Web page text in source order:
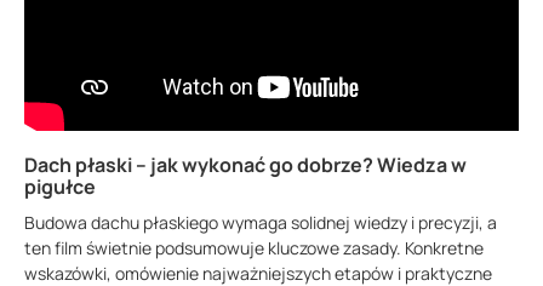
Dach płaski – jak wykonać go dobrze? Wiedza w
pigułce
Budowa dachu płaskiego wymaga solidnej wiedzy i precyzji, a
ten film świetnie podsumowuje kluczowe zasady. Konkretne
wskazówki, omówienie najważniejszych etapów i praktyczne